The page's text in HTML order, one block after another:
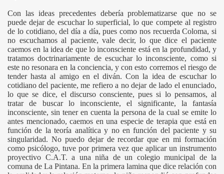
Con las ideas precedentes debería problematizarse que no se
puede dejar de escuchar lo superficial, lo que compete al registro
de lo cotidiano, del día a día, pues como nos recuerda Coloma, si
no escuchamos al paciente, vale decir, lo que dice el paciente
caemos en la idea de que lo inconsciente está en la profundidad, y
tratamos doctrinariamente de escuchar lo inconsciente, como si
este no resonara en la conciencia, y con esto corremos el riesgo de
tender hasta al amigo en el diván. Con la idea de escuchar lo
cotidiano del paciente, me refiero a no dejar de lado el enunciado,
lo que se dice, el discurso consciente, pues si lo pensamos, al
tratar de buscar lo inconsciente, el significante, la fantasía
inconsciente, sin tener en cuenta la persona de la cual se emite lo
antes mencionado, caemos en una especie de terapia que está en
función de la teoría analítica y no en función del paciente y su
singularidad. No puedo dejar de recordar que en mi formación
como psicólogo, tuve por primera vez que aplicar un instrumento
proyectivo C.A.T. a una niña de un colegio municipal de la
comuna de La Pintana. En la primera lamina que dice relación con